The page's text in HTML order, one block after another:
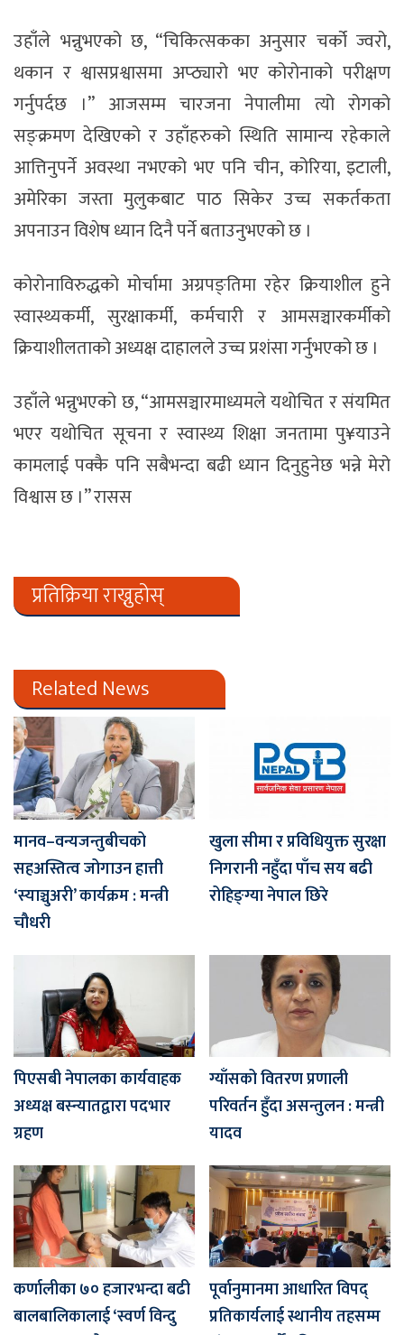
उहाँले भन्नुभएको छ, “चिकित्सकका अनुसार चर्को ज्वरो,
थकान र श्वासप्रश्वासमा अप्ठ्यारो भए कोरोनाको परीक्षण
गर्नुपर्दछ ।” आजसम्म चारजना नेपालीमा त्यो रोगको
सङ्क्रमण देखिएको र उहाँहरुको स्थिति सामान्य रहेकाले
आत्तिनुपर्ने अवस्था नभएको भए पनि चीन, कोरिया, इटाली,
अमेरिका जस्ता मुलुकबाट पाठ सिकेर उच्च सकर्तकता
अपनाउन विशेष ध्यान दिनै पर्ने बताउनुभएको छ ।
कोरोनाविरुद्धको मोर्चामा अग्रपङ्तिमा रहेर क्रियाशील हुने
स्वास्थ्यकर्मी, सुरक्षाकर्मी, कर्मचारी र आमसञ्चारकर्मीको
क्रियाशीलताको अध्यक्ष दाहालले उच्च प्रशंसा गर्नुभएको छ ।
उहाँले भन्नुभएको छ, “आमसञ्चारमाध्यमले यथोचित र संयमित
भएर यथोचित सूचना र स्वास्थ्य शिक्षा जनतामा पु¥याउने
कामलाई पक्कै पनि सबैभन्दा बढी ध्यान दिनुहुनेछ भन्ने मेरो
विश्वास छ ।” रासस
प्रतिक्रिया राख्नुहोस्
Related News
मानव–वन्यजन्तुबीचको
सहअस्तित्व जोगाउन हात्ती
‘स्याञ्चुअरी’ कार्यक्रम : मन्त्री
चौधरी
खुला सीमा र प्रविधियुक्त सुरक्षा
निगरानी नहुँदा पाँच सय बढी
रोहिङ्ग्या नेपाल छिरे
पिएसबी नेपालका कार्यवाहक
अध्यक्ष बस्न्यातद्वारा पदभार
ग्रहण
ग्याँसको वितरण प्रणाली
परिवर्तन हुँदा असन्तुलन : मन्त्री
यादव
कर्णालीका ७० हजारभन्दा बढी
बालबालिकालाई ‘स्वर्ण विन्दु
पूर्वानुमानमा आधारित विपद्
प्रतिकार्यलाई स्थानीय तहसम्म